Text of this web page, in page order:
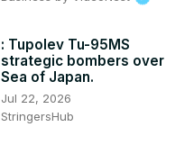
: Tupolev Tu-95MS
strategic bombers over
Sea of Japan.
Jul 22, 2026
StringersHub